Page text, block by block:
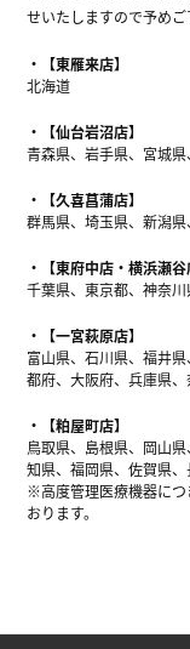
せいたしますので予めご
【東雁来店】
北海道
【仙台岩沼店】
青森県、岩手県、宮城
【久喜菖蒲店】
群馬県、埼玉県、新潟
【東府中店・横浜瀬谷
千葉県、東京都、神奈
【一宮萩原店】
富山県、石川県、福井
都府、大阪府、兵庫県
【粕屋町店】
鳥取県、島根県、岡山
知県、福岡県、佐賀県
※高度管理医療機器につ
おります。